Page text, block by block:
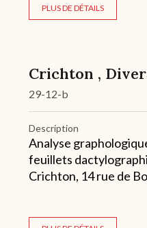
PLUS DE DÉTAILS
Crichton ,
29-12-b
Description
Analyse
feuillets
Crichton, 14 rue de